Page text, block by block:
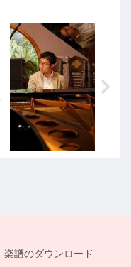
楽譜のダウンロード